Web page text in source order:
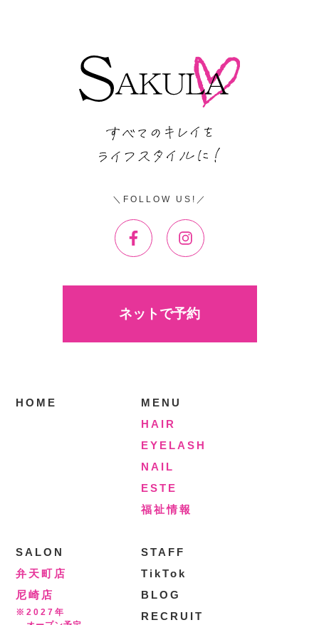
FOLLOW US!
ネットで予約
HOME
MENU
HAIR
EYELASH
NAIL
ESTE
福祉情報
SALON
弁天町店
尼崎店
※2027年
STAFF
TikTok
BLOG
RECRUIT